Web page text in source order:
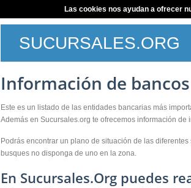
SUCURSALES.ORG
Información de
Este es un listado de las entidades bancarias más
Además en Sucursales.org te ofrecemos información
Podrás encontrar un plano de situación de las
busques no disponga de uno en la zona.
En Sucursales.Org puedes
Las cookies nos ayudan a ofrecer